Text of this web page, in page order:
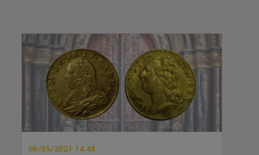
06/05/2021 14:48